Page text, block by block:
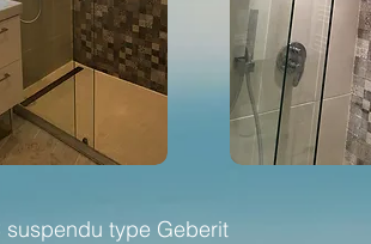
suspendu type Geberit